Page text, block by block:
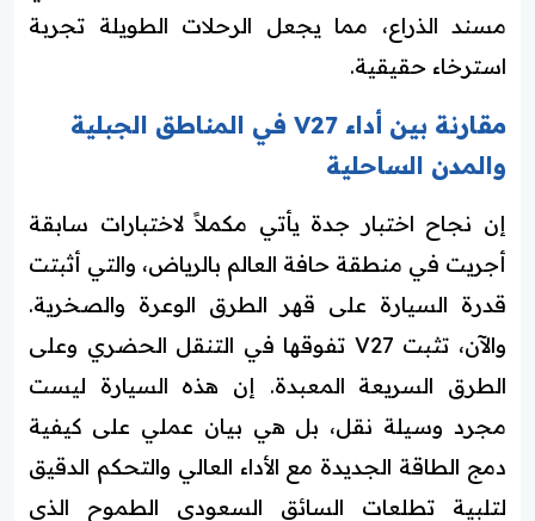
مسند الذراع، مما يجعل الرحلات الطويلة تجربة
استرخاء حقيقية.
مقارنة بين أداء V27 في المناطق الجبلية
والمدن الساحلية
إن نجاح اختبار جدة يأتي مكملاً لاختبارات سابقة
أجريت في منطقة حافة العالم بالرياض، والتي أثبتت
قدرة السيارة على قهر الطرق الوعرة والصخرية.
والآن، تثبت V27 تفوقها في التنقل الحضري وعلى
الطرق السريعة المعبدة. إن هذه السيارة ليست
مجرد وسيلة نقل، بل هي بيان عملي على كيفية
دمج الطاقة الجديدة مع الأداء العالي والتحكم الدقيق
لتلبية تطلعات السائق السعودي الطموح الذي